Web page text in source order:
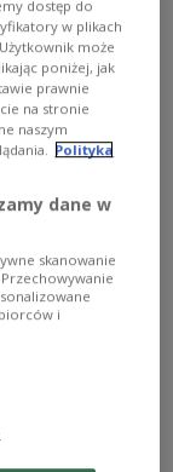
się, że
zdrowie
Michał Bulsa
Co nam
dostęp do
w plikach
może
poniżej, jak
prawnie
na stronie
naszym
Polityka
dane w
skanowanie
i